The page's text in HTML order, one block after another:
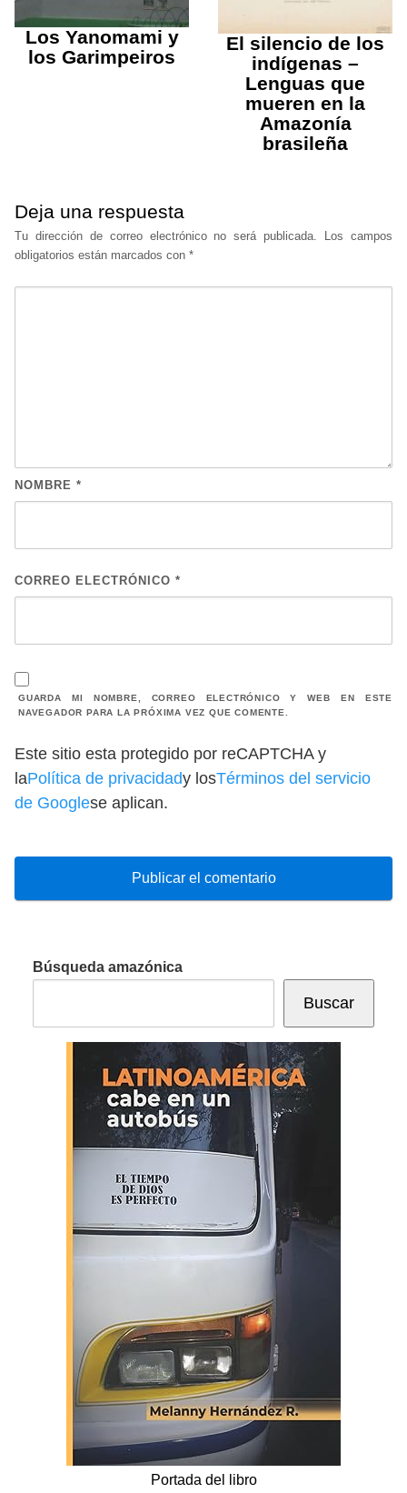
Los Yanomami y
los Garimpeiros
El silencio de los
indígenas –
Lenguas que
mueren en la
Amazonía
brasileña
Deja una respuesta
Tu dirección de correo electrónico no será publicada.
Los campos
obligatorios están marcados con *
NOMBRE *
CORREO ELECTRÓNICO *
GUARDA MI NOMBRE, CORREO ELECTRÓNICO Y WEB EN ESTE
NAVEGADOR PARA LA PRÓXIMA VEZ QUE COMENTE.
Este sitio esta protegido por reCAPTCHA y
laPolítica de privacidady losTérminos del servicio
de Googlese aplican.
Búsqueda amazónica
Buscar
Portada del libro